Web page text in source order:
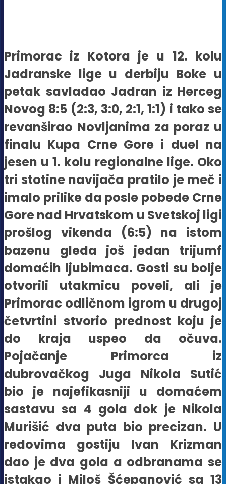
Primorac iz Kotora je u 12. kolu
Jadranske lige u derbiju Boke u
petak savladao Jadran iz Herceg
Novog 8:5 (2:3, 3:0, 2:1, 1:1) i tako se
revanširao Novljanima za poraz u
finalu Kupa Crne Gore i duel na
jesen u 1. kolu regionalne lige. Oko
tri stotine navijača pratilo je meč i
imalo prilike da posle pobede Crne
Gore nad Hrvatskom u Svetskoj ligi
prošlog vikenda (6:5) na istom
bazenu gleda još jedan trijumf
domaćih ljubimaca. Gosti su bolje
otvorili utakmicu poveli, ali je
Primorac odličnom igrom u drugoj
četvrtini stvorio prednost koju je
do kraja uspeo da očuva.
Pojačanje Primorca iz
dubrovačkog Juga Nikola Sutić
bio je najefikasniji u domaćem
sastavu sa 4 gola dok je Nikola
Murišić dva puta bio precizan. U
redovima gostiju Ivan Krizman
dao je dva gola a odbranama se
istakao i Miloš Šćepanović sa 13